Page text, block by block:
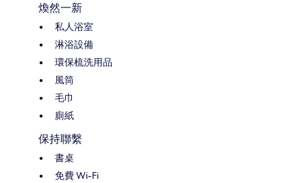
煥然一新
私人浴室
淋浴設備
環保梳洗用品
風筒
毛巾
廁紙
保持聯繫
書桌
免費 Wi-Fi